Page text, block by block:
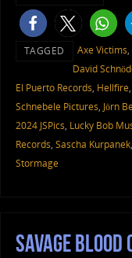
TAGGED Axe Victims,
David
El Puerto Records, Hellfire,
Schnebele Pictures, Jörn
2024 JSPics, Lucky Bob
Records, Sascha Kurpanek,
Stormage
Savage Blood